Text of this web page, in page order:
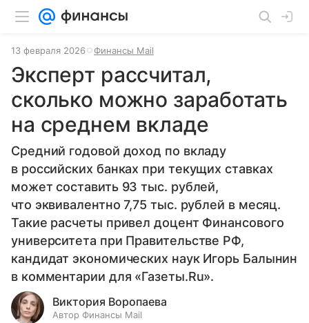
13 февраля 2026 Финансы Mail
Эксперт рассчитал,
сколько можно заработать
на среднем вкладе
Средний годовой доход по вкладу
в российских банках при текущих ставках
может составить 93 тыс. рублей,
что эквивалентно 7,75 тыс. рублей в месяц.
Такие расчеты привел доцент Финансового
университета при Правительстве РФ,
кандидат экономических наук Игорь Балынин
в комментарии для «Газеты.Ru».
Виктория Воропаева
Автор Финансы Mail